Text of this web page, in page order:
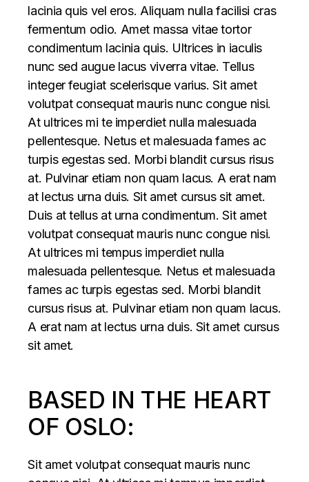
lacinia quis vel eros. Aliquam nulla facilisi cras
fermentum odio. Amet massa vitae tortor
condimentum lacinia quis. Ultrices in iaculis
nunc sed augue lacus viverra vitae. Tellus
integer feugiat scelerisque varius. Sit amet
volutpat consequat mauris nunc congue nisi.
At ultrices mi te imperdiet nulla malesuada
pellentesque. Netus et malesuada fames ac
turpis egestas sed. Morbi blandit cursus risus
at. Pulvinar etiam non quam lacus. A erat nam
at lectus urna duis. Sit amet cursus sit amet.
Duis at tellus at urna condimentum. Sit amet
volutpat consequat mauris nunc congue nisi.
At ultrices mi tempus imperdiet nulla
malesuada pellentesque. Netus et malesuada
fames ac turpis egestas sed. Morbi blandit
cursus risus at. Pulvinar etiam non quam lacus.
A erat nam at lectus urna duis. Sit amet cursus
sit amet.
BASED IN THE HEART
OF OSLO:
Sit amet volutpat consequat mauris nunc